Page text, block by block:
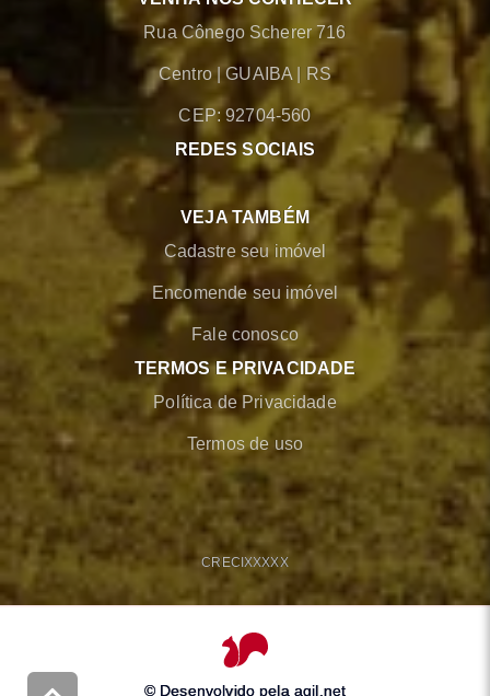
Rua Cônego Scherer 716
Centro |GUAIBA RS
CEP: 92704-560
REDES SOCIAIS
VEJA TAMBÉM
Cadastre seu imóvel
Encomende seu imóvel
Fale conosco
TERMOS E PRIVACIDADE
Política de Privacidade
Termos de uso
CRECIXXXXX
© Desenvolvido pela agil.net